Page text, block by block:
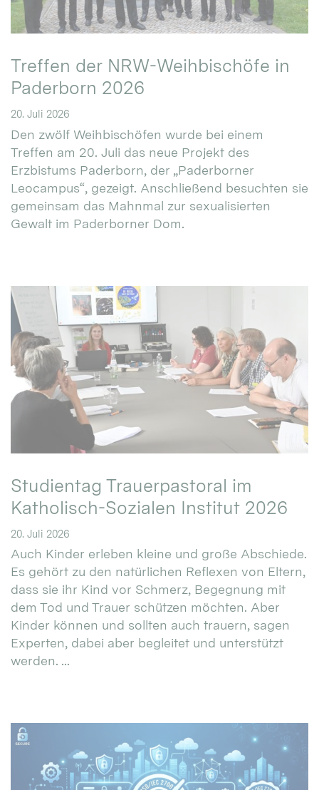
Treffen der NRW-Weihbischöfe in
Paderborn 2026
20. Juli 2026
Den zwölf Weihbischöfen wurde bei einem
Treffen am 20. Juli das neue Projekt des
Erzbistums Paderborn, der „Paderborner
Leocampus“, gezeigt. Anschließend besuchten sie
gemeinsam das Mahnmal zur sexualisierten
Gewalt im Paderborner Dom.
Studientag Trauerpastoral im
Katholisch-Sozialen Institut 2026
20. Juli 2026
Auch Kinder erleben kleine und große Abschiede.
Es gehört zu den natürlichen Reflexen von Eltern,
dass sie ihr Kind vor Schmerz, Begegnung mit
dem Tod und Trauer schützen möchten. Aber
Kinder können und sollten auch trauern, sagen
Experten, dabei aber begleitet und unterstützt
werden. ...